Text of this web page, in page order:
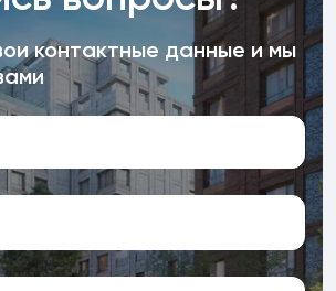
контактные данные и мы